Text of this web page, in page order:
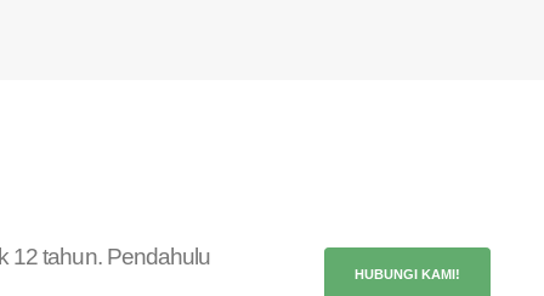
12 tahun. Pendahulu
HUBUNGI KAMI!